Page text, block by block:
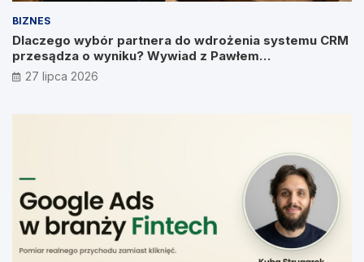
BIZNES
Dlaczego wybór partnera do wdrożenia systemu CRM
przesądza o wyniku? Wywiad z Pawłem
Prymakowskim, CEO IT Vision
27 lipca 2026